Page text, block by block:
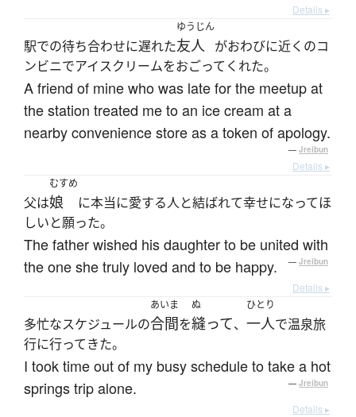
Details ▸
駅での待ち合わせに遅れた
ゆうじん
友人 がおわびに近くのコ
ンビニでアイスクリームをおごってくれた。
A friend of mine who was late for the meetup at
the station treated me to an ice cream at a
nearby convenience store as a token of apology.
— Jreibun
Details ▸
父は
むすめ
娘
に本当に愛する人と結ばれて幸せになってほ
しいと願った。
The father wished his daughter to be united with
the one she truly loved and to be happy.
— Jreibun
Details ▸
多忙なスケジュールの
あいま
合間を
ぬ
縫って、
ひとり
一人で温泉旅
行に行ってきた。
I took time out of my busy schedule to take a hot
springs trip alone.
— Jreibun
Details ▸